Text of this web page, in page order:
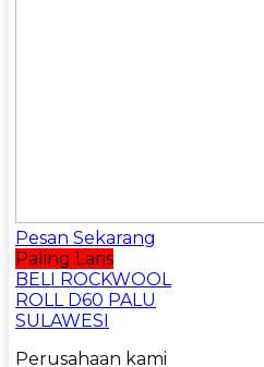
Pesan Sekarang
Paling Laris
BELI ROCKWOOL
ROLL D60 PALU
SULAWESI
Perusahaan kami